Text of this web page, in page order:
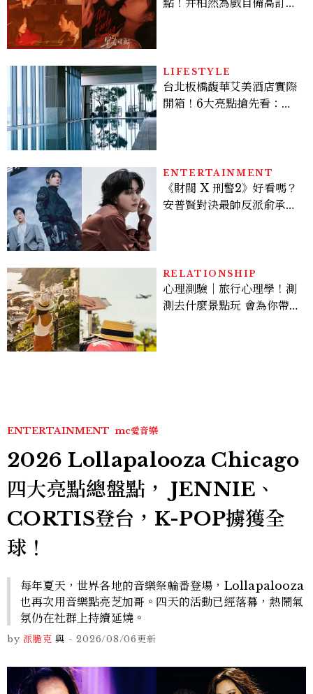
LIFESTYLE
台北板橋馥華艾美酒店實際
開箱！6大亮點搶先看：新
ENTERTAINMENT
《財閥 X 刑警2》好看嗎？
安普賢對決最帥反派俞承
多大？
RELATIONSHIP
心理測驗｜旅行心理學！測
測去什麼景點玩 會為你帶來
ENTERTAINMENT mc愛音樂
2026 Lollapalooza Chicago
四大亮點總盤點， JENNIE、
CORTIS登台，K-POP擄獲全
球！
每年夏天，世界各地的音樂祭輪番登場，Lollapalooza
也再次用音樂點亮芝加哥。四天的活動已經落幕，熱鬧氣
氛仍在社群上持續延燒。
by 派脆克 與 -2026/08/06更新